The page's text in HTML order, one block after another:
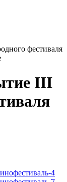
фестиваля
III